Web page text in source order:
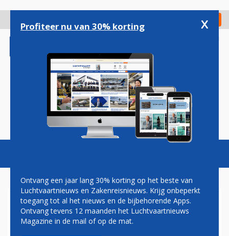
gaan
Check in
Magazine Podcasts Vacatures
PAUL GROVE: LELYSTAD
AIRPORT, EEN COMPROMIS
Profiteer nu van 30% korting x
Ontvang een jaar lang 30% korting op het beste van
Luchtvaartnieuws en Zakenreisnieuws. Krijg onbeperkt
toegang tot al het nieuws en de bijbehorende Apps.
Ontvang tevens 12 maanden het Luchtvaartnieuws
Magazine in de mail of op de mat.